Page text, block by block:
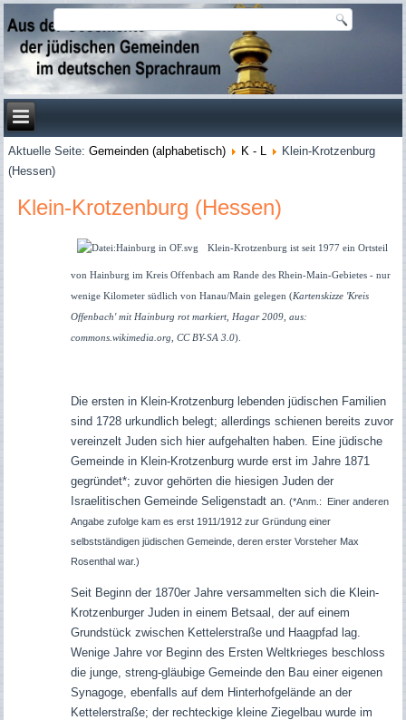
Aktuelle Seite:Gemeinden (alphabetisch) K - L
Klein-Krotzenburg
(Hessen)
Klein-Krotzenburg (Hessen)
Klein-Krotzenburg ist seit 1977 ein Ortsteil
von Hainburg im Kreis Offenbach am Rande des Rhein-Main-Gebietes - nur
wenige Kilometer südlich von Hanau/Main gelegen (Kartenskizze 'Kreis
Offenbach' mit Hainburg rot markiert, Hagar 2009, aus:
commons.wikimedia.org, CC BY-SA 3.0).
Die ersten in Klein-Krotzenburg lebenden jüdischen Familien
sind 1728 urkundlich belegt; allerdings schienen bereits zuvor
vereinzelt Juden sich hier aufgehalten haben. Eine jüdische
Gemeinde in Klein-Krotzenburg wurde erst im Jahre 1871
gegründet*; zuvor gehörten die hiesigen Juden der
Israelitischen Gemeinde Seligenstadt an. (*Anm.: Einer anderen
Angabe zufolge kam es erst 1911/1912 zur Gründung einer
selbstständigen jüdischen Gemeinde, deren erster Vorsteher Max
Rosenthal war.)
Seit Beginn der 1870er Jahre versammelten sich die Klein-
Krotzenburger Juden in einem Betsaal, der auf einem
Grundstück zwischen Kettelerstraße und Haagpfad lag.
Wenige Jahre vor Beginn des Ersten Weltkrieges beschloss
die junge, streng-gläubige Gemeinde den Bau einer eigenen
Synagoge, ebenfalls auf dem Hinterhofgelände an der
Kettelerstraße; der rechteckige kleine Ziegelbau wurde im